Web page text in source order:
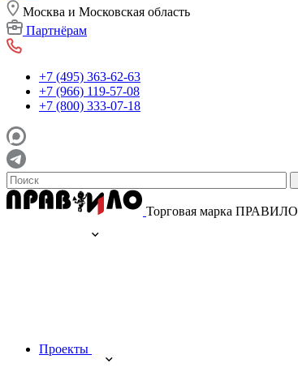
Москва и Московская область
Партнёрам
+7 (495) 363-62-63
+7 (966) 119-57-08
+7 (800) 333-07-18
Торговая марка
Проекты